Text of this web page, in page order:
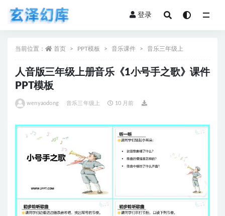
登录
当前位置： 首页 PPT模板 音乐课件 音乐三年级上
人音版三年级上册音乐《1小号手之歌》课件
PPT模板
wenyaodong 音乐三年级上 10 月前